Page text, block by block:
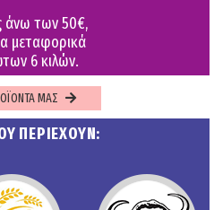
άνω των 50€,
μεταφορικά
6 κιλών.
ΜΑΣ
ΠΕΡΙΕΧΟΥΝ: